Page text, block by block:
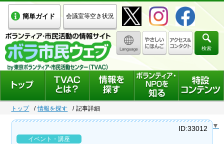
簡単ガイド 会議室等空き状況
検索
トップ 情報を探す 記事詳細
Select Language ▼
イベント・講座
ID:33012